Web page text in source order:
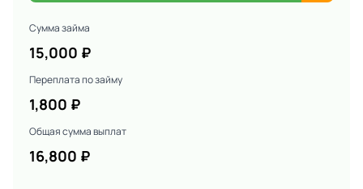
Сумма займа
15,000 ₽
Переплата по займу
1,800 ₽
Общая сумма выплат
16,800 ₽